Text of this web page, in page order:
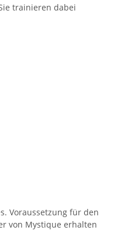
trainieren dabei
Voraussetzung für den
von Mystique erhalten